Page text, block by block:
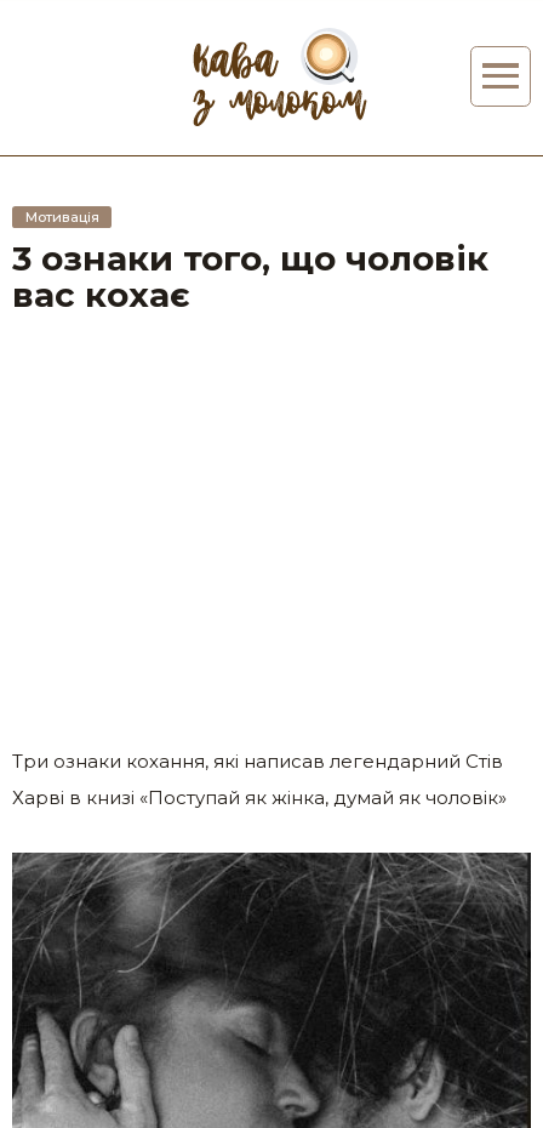
Мотивація
3 ознаки того, що чоловік
вас кохає
Три ознаки кохання, які написав легендарний Стів
Харві в книзі «Поступай як жінка, думай як чоловік»